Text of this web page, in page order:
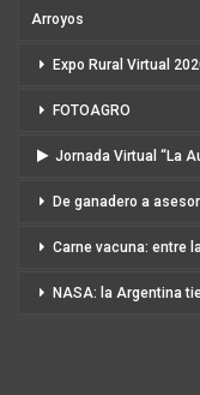
Arroyos
Expo Rural Virtual
FOTOAGRO
Jornada Virtual “La
De ganadero a
Carne vacuna: entre
NASA: la Argentina